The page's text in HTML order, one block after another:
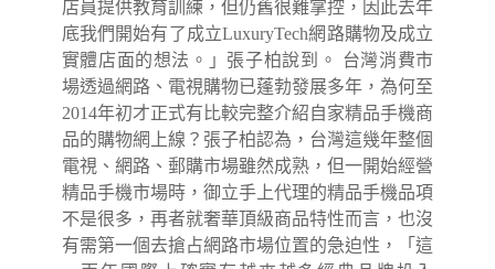
店員提供教育訓練，但仍舊很難掌控，因此去年
底我們開始有了成立LuxuryTech網路購物及成立
實體店面的想法。」張子柏說到。 台灣消費市
場透過網路、電視購物已蓬勃發展多年，為何至
2014年初才正式有比較完整介紹自家精品手機商
品的購物網上線？張子柏認為，台灣這幾年整個
電視、網路、郵購市場雖然成熟，但一開始經營
精品手機市場時，御立手上代理的精品手機品項
不是很多，再者就奢華頂級商品特性而言，也沒
有需第一個去搶占網路市場位置的急迫性，「這